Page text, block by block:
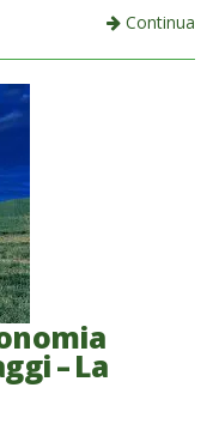
Continua
– La